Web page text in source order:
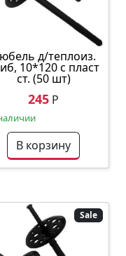
д/теплоиз.
10*120 с пласт
ст. (50 шт)
245 Р
В корзину
Sale